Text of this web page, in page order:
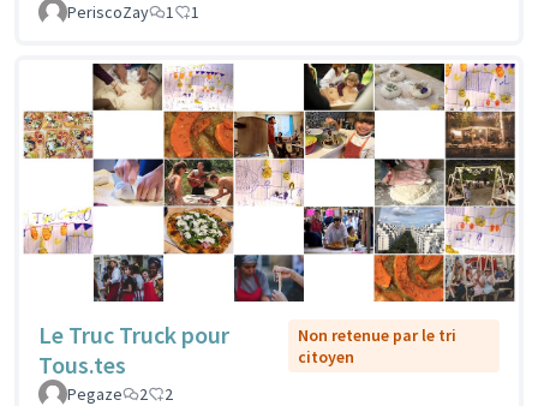
PeriscoZay
1 1
Le Truc Truck pour
Tous.tes
Non retenue par le tri
citoyen
Pegaze
2 2